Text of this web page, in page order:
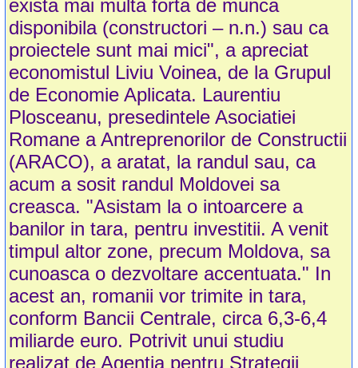
exista mai multa forta de munca
disponibila (constructori – n.n.) sau ca
proiectele sunt mai mici", a apreciat
economistul Liviu Voinea, de la Grupul
de Economie Aplicata. Laurentiu
Plosceanu, presedintele Asociatiei
Romane a Antreprenorilor de Constructii
(ARACO), a aratat, la randul sau, ca
acum a sosit randul Moldovei sa
creasca. "Asistam la o intoarcere a
banilor in tara, pentru investitii. A venit
timpul altor zone, precum Moldova, sa
cunoasca o dezvoltare accentuata." In
acest an, romanii vor trimite in tara,
conform Bancii Centrale, circa 6,3-6,4
miliarde euro. Potrivit unui studiu
realizat de Agentia pentru Strategii